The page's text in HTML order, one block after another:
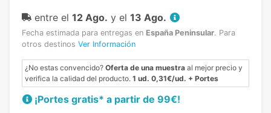
entre el 12 Ago. y el 13 Ago.
Fecha estimada para entregas en España Peninsular. Para
otros destinos Ver Información
¿No estas convencido? Oferta de una muestra al mejor precio y
verifica la calidad del producto. 1 ud. 0,31€/ud. + Portes
¡Portes gratis* a partir de 99€!